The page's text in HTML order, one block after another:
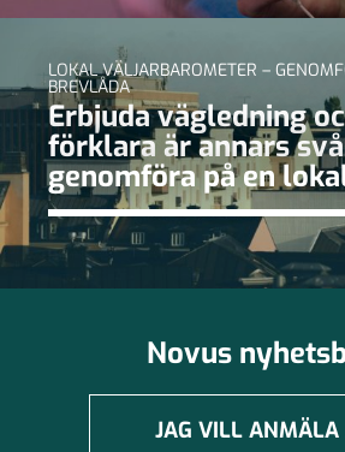
LOKAL VÄLJARBAROMETER –
BREVLÅDA
Erbjuda vägledning
förklara är annars
genomföra på en
Novus
JAG VILL ANMÄLA